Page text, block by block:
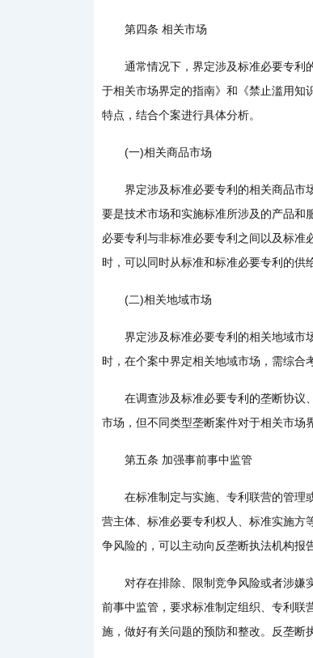
第四条 相关市场
通常情况下，界定涉及标准必要专利的
于相关市场界定的指南》和《禁止滥用知
特点，结合个案进行具体分析。
(一)相关商品市场
界定涉及标准必要专利的相关商品市场
要是技术市场和实施标准所涉及的产品和
必要专利与非标准必要专利之间以及标
时，可以同时从标准和标准必要专利的供
(二)相关地域市场
界定涉及标准必要专利的相关地域市场
时，在个案中界定相关地域市场，需综合
在调查涉及标准必要专利的垄断协议、
市场，但不同类型垄断案件对于相关市场
第五条 加强事前事中监管
在标准制定与实施、专利联营的管理或
营主体、标准必要专利权人、标准实施方
争风险的，可以主动向反垄断执法机构报
对存在排除、限制竞争风险或者涉嫌实
前事中监管，要求标准制定组织、专利联
施，做好有关问题的预防和整改。反垄断